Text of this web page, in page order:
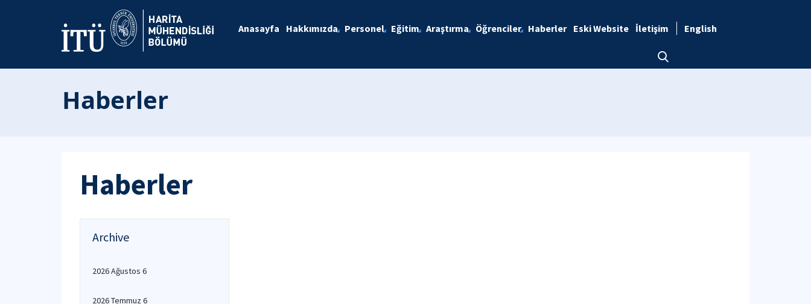
Anasayfa Hakkımızda Personel Eğitim Araştırma Öğrenciler Haberler Eski Website İletişim English
Haberler
Haberler
Archive
2026 Ağustos 6
2026 Temmuz 6